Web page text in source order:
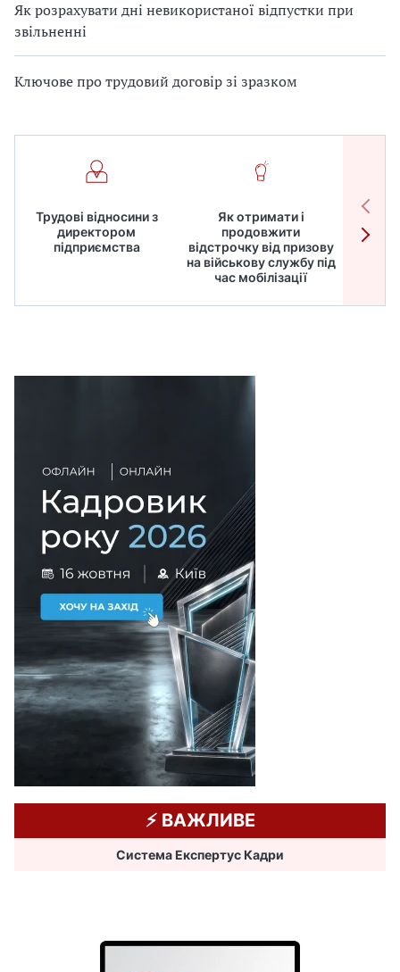
Як розрахувати дні невикористаної відпустки при
звільненні
Ключове про трудовий договір зі зразком
Трудові відносини з
директором
підприємства
Як отримати і
продовжити
відстрочку від призову
на військову службу під
час мобілізації
⚡️ ВАЖЛИВЕ
Система Експертус Кадри